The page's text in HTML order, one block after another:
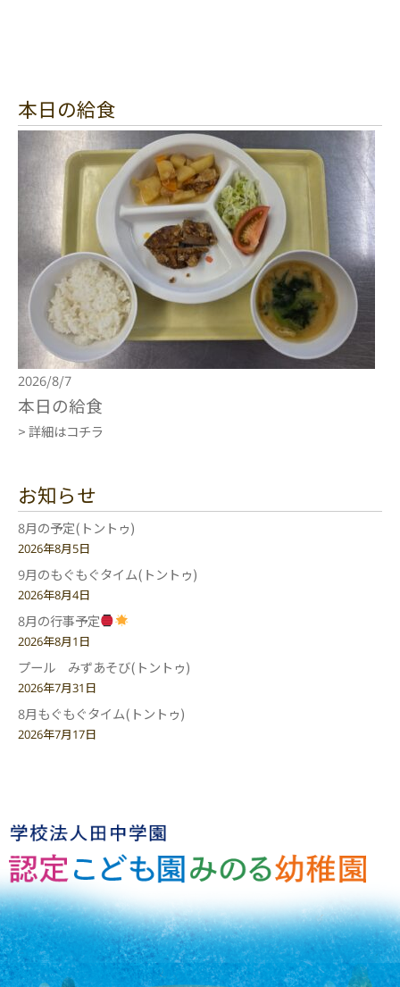
本日の給食
2026/8/7
本日の給食
> 詳細はコチラ
お知らせ
8月の予定(トントゥ)
2026年8月5日
9月のもぐもぐタイム(トントゥ)
2026年8月4日
8月の行事予定
2026年8月1日
プール みずあそび(トントゥ)
2026年7月31日
8月もぐもぐタイム(トントゥ)
2026年7月17日